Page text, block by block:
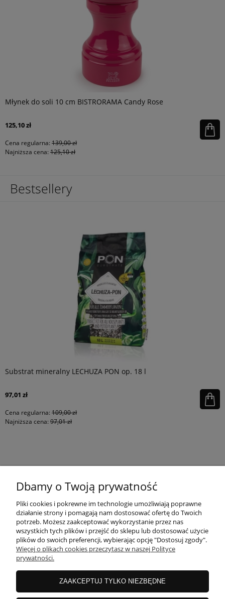
Młynek do soli 10 cm BISTRORAMA Candy Rose
125,10 zł
Cena regularna: 139,00 zł
Najniższa cena: 125,10 zł
Bestsellery
Substrat mineralny LECHUZA PON op. 18 l
97,01 zł
Cena regularna: 109,00 zł
Najniższa cena: 97,01 zł
MOJE KONTO
PŁATNOŚCI I DOSTAWA
INFORMACJE
Dbamy o Twoją prywatność
Pliki cookies i pokrewne im technologie umożliwiają poprawne
działanie strony i pomagają nam dostosować ofertę do Twoich
potrzeb. Możesz zaakceptować wykorzystanie przez nas
wszystkich tych plików i przejść do sklepu lub dostosować użycie
plików do swoich preferencji, wybierając opcję "Dostosuj zgody".
Więcej o plikach cookies przeczytasz w naszej Polityce
prywatności.
ZAAKCEPTUJ TYLKO NIEZBĘDNE